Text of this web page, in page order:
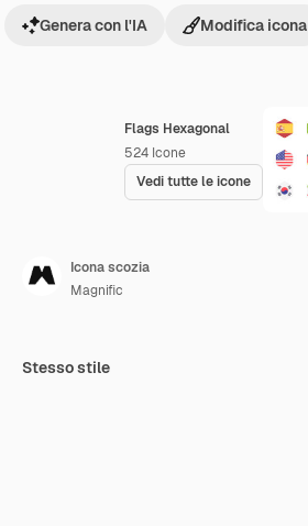
Flags Hexagonal
524 Icone
Vedi tutte le icone
Genera con l'IA Modifica icona
Icona scozia
Magnific
Stesso stile